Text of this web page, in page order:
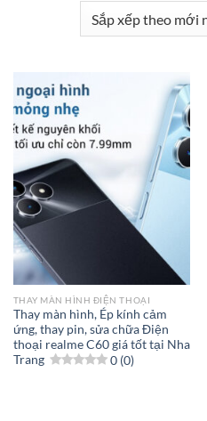
THAY MÀN HÌNH ĐIỆN THOẠI
Thay màn hình, Ép kính cảm
ứng, thay pin, sửa chữa Điện
thoại realme C60 giá tốt tại Nha
Trang
0 (0)